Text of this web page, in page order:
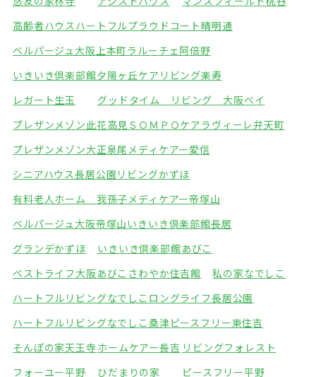
高齢者ハウスハートフルプラウドコート晴明通
ベルパージュ大阪上本町ラルーチェ阿倍野
いきいき倶楽部館夕陽ヶ丘ケアリビング楽寿
レガート生玉
グッドタイム リビング 大阪ベイ
プレザンメゾン此花高見 ＳＯＭＰＯケアラヴィーレ弁天町
プレザンメゾン大正泉尾 メディケアー愛信
シニアハウス長居公園 リビングかずほ
有料老人ホーム 我孫子メディケアー帝塚山
ベルパージュ大阪帝塚山いきいき倶楽部館長居
グランデかずほ
いきいき倶楽部館あびこ
ベストライフ大阪あびこ さわやか住吉館
私の家なでしこ
ハートフルリビングなでしこ ロングライフ長居公園
ハートフルリビングなでしこ桑津ピースフリー東住吉
そんぽの家天王寺ホームケアー長吉 リビングフォレスト
フォーユー平野
ひだまりの家 ピースフリー平野